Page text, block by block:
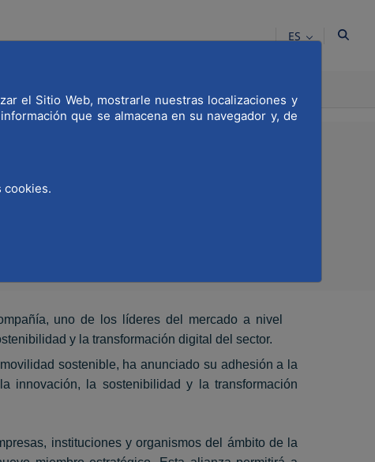
el Sitio Web, mostrarle nuestras localizaciones y
que se almacena en su navegador y, de
cookies.
ES
Compartir por
uno de los líderes del mercado a nivel
y la transformación digital del sector.
sostenible, ha anunciado su adhesión a la
innovación, la sostenibilidad y la transformación
instituciones y organismos del ámbito de la